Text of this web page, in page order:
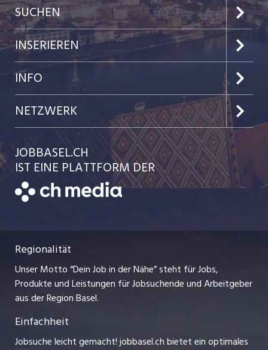
SUCHEN
Jobs im Kanton Basel-Stadt
Jobs im Kanton Baselland
Jobs in der Stadt Basel
Jobs in der Stadt Liestal
Festanstellungen
Temporäre Jobs
Lehrstellen
Ferienjobs
Management / Kader-Jobs
INSERIEREN
Preise & Leistungen
Kundenlogin
Einzelinserat disponieren
Schnittstelle
INFO
Team
AGB
Datenschutzerklärung
Impressum
Stellenmeldepflicht
Bewerber-Cockpit
NETZWERK
jobbern.ch
zentraljob.ch
myjob.ch
jobzüri.ch
ajourjob.ch
JOBBASEL.CH
IST EINE PLATTFORM DER
Regionalität
Unser Motto “Dein Job in der Nähe” steht für Jobs,
Produkte und Leistungen für Jobsuchende und Arbeitgeber
aus der Region Basel.
Einfachheit
Jobsuche leicht gemacht! jobbasel.ch bietet ein optimales